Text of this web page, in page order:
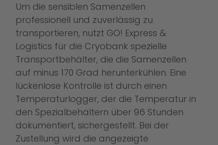
Um die sensiblen Samenzellen
professionell und zuverlässig zu
transportieren, nutzt GO! Express &
Logistics für die Cryobank spezielle
Transportbehälter, die die Samenzellen
auf minus 170 Grad herunterkühlen. Eine
lückenlose Kontrolle ist durch einen
Temperaturlogger, der die Temperatur in
den Spezialbehältern über 96 Stunden
dokumentiert, sichergestellt. Bei der
Zustellung wird die angezeigte